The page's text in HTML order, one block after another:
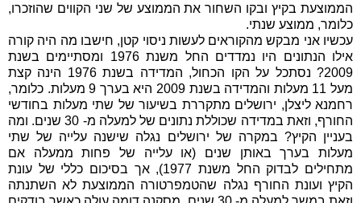
הממוצעת בקיץ ובקו השחור את הממוצע של שני הקווים שהוזכרו,
כלומר, ממוצע שנתי.
עכשיו אני מבקש מהקוראים לעשות ניסוי קטן, חישבו מה היה קורה
אילו הנתונים היו נמדדים החל משנת 1976 ומסתיימים בשנת
2009? נסתכל על הקו הכחול, המדידה בשנת 1976 הינה קצת
מעל 11 מעלות והמדידה בשנת 2009 היא בערך 9 מעלות. כלומר,
רחמנא ליצלן, ירושלים מתקררת בשיעור של שתי מעלות בחודשי
החורף, וזאת במדידה שכוללת נתונים של למעלה מ- 30 שנים. ומה
בעניין הקיץ? במקרה של ירושלים נגלה שישנה עלייה של שתי
מעלות בערך באותן שנים (או עלייה של פחות ממעלה אם
מתחילים לבדוק החל משנת 1977), אך בסיכום כללי של עונת
הקיץ ועונת החורף נגלה שהטמפרטורה הממוצעת לא השתנתה